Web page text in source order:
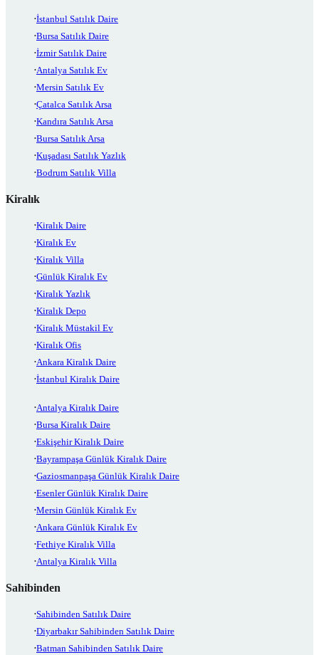
İstanbul Satılık Daire
Bursa Satılık Daire
İzmir Satılık Daire
Antalya Satılık Ev
Mersin Satılık Ev
Çatalca Satılık Arsa
Kandıra Satılık Arsa
Bursa Satılık Arsa
Kuşadası Satılık Yazlık
Bodrum Satılık Villa
Kiralık
Kiralık Daire
Kiralık Ev
Kiralık Villa
Günlük Kiralık Ev
Kiralık Yazlık
Kiralık Depo
Kiralık Müstakil Ev
Kiralık Ofis
Ankara Kiralık Daire
İstanbul Kiralık Daire
Antalya Kiralık Daire
Bursa Kiralık Daire
Eskişehir Kiralık Daire
Bayrampaşa Günlük Kiralık Daire
Gaziosmanpaşa Günlük Kiralık Daire
Esenler Günlük Kiralık Daire
Mersin Günlük Kiralık Ev
Ankara Günlük Kiralık Ev
Fethiye Kiralık Villa
Antalya Kiralık Villa
Sahibinden
Sahibinden Satılık Daire
Diyarbakır Sahibinden Satılık Daire
Batman Sahibinden Satılık Daire